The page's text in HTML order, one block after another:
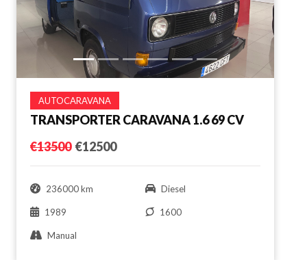
AUTOCARAVANA
TRANSPORTER CARAVANA 1.6 69 CV
€13500€12500
236000 km Diesel
1989 1600
Manual